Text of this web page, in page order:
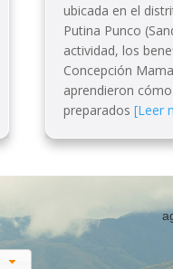
ubicada en el
Putina Punco
actividad, los
Concepción
aprendieron
preparados[Leer